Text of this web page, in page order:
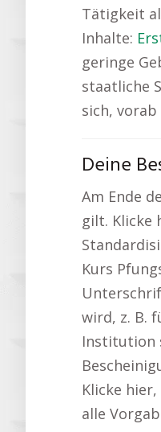
Tätigkeit
Inhalte:
geringe
staatliche
sich,
Deine
Am Ende
gilt. Klicke
Kurs
wird, z. B.
Institution
Klicke
alle